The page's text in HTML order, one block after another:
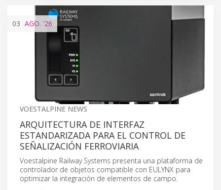
03 AGO. '26
VOESTALPINE NEWS
ARQUITECTURA DE INTERFAZ
ESTANDARIZADA PARA EL CONTROL DE
SEÑALIZACIÓN FERROVIARIA
Voestalpine Railway Systems presenta una plataforma de
controlador de objetos compatible con EULYNX para
optimizar la integración de elementos de campo.